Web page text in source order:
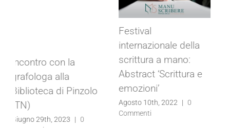
10-11 Settembre
2022
Agosto 2nd, 2022 | 0
Approfondimento
sulla cura della
Persona umana ad
Urbino, luglio 2022